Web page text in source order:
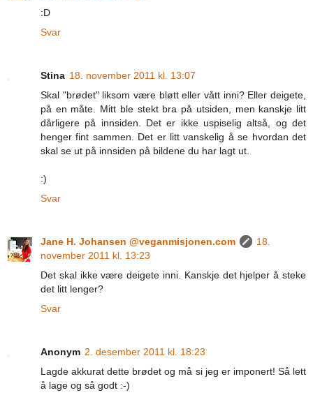
:D
Svar
Stina 18. november 2011 kl. 13:07
Skal "brødet" liksom være bløtt eller vått inni? Eller deigete,
på en måte. Mitt ble stekt bra på utsiden, men kanskje litt
dårligere på innsiden. Det er ikke uspiselig altså, og det
henger fint sammen. Det er litt vanskelig å se hvordan det
skal se ut på innsiden på bildene du har lagt ut.
:)
Svar
Jane H. Johansen @veganmisjonen.com
18.
november 2011 kl. 13:23
Det skal ikke være deigete inni. Kanskje det hjelper å steke
det litt lenger?
Svar
Anonym 2. desember 2011 kl. 18:23
Lagde akkurat dette brødet og må si jeg er imponert! Så lett
å lage og så godt :-)